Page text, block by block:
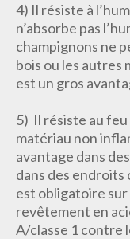
4) Il résiste à
n’absorbe pas
champignons ne
bois ou les autres
est un gros
5) Il résiste au
matériau non
avantage dans
dans des
est obligatoire sur
revêtement en
A/classe 1 contre